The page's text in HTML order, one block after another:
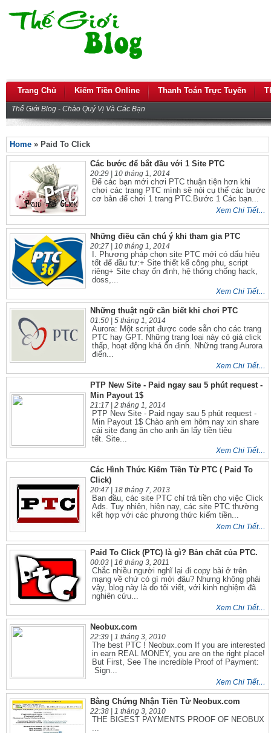
Trang Chủ Kiếm Tiền Online Thanh Toán Trực Tuyến
Thế Giới Blog - Chào Quý Vị Và Các Bạn
Home » Paid To Click
Các bước để bắt đầu với 1 Site PTC
20:29 | 10 tháng 1, 2014
Để các bạn mới chơi PTC thuận tiện hơn khi
chơi các trang PTC mình sẽ nói cụ thể các bước
cơ bản để chơi 1 trang PTC.Bước 1 Các bạn...
Xem Chi Tiết…
Những điều cần chú ý khi tham gia PTC
20:27 | 10 tháng 1, 2014
I. Phương pháp chọn site PTC mới có dấu hiệu
tốt để đầu tư:+ Site thiết kế công phu, script
riêng+ Site chạy ổn định, hệ thống chống hack,
doss,...
Xem Chi Tiết…
Những thuật ngữ cần biết khi chơi PTC
01:50 | 5 tháng 1, 2014
Aurora: Một script được code sẵn cho các trang
PTC hay GPT. Những trang loại này có giá click
thấp, hoạt động khá ổn định. Những trang Aurora
điển...
Xem Chi Tiết…
PTP New Site - Paid ngay sau 5 phút request -
Min Payout 1$
21:17 | 2 tháng 1, 2014
PTP New Site - Paid ngay sau 5 phút request -
Min Payout 1$ Chào anh em hôm nay xin share
cái site đang ăn cho anh ăn lấy tiền tiêu
tết. Site...
Xem Chi Tiết…
Các Hình Thức Kiếm Tiền Từ PTC ( Paid To
Click)
20:47 | 18 tháng 7, 2013
Ban đầu, các site PTC chỉ trả tiền cho việc Click
Ads. Tuy nhiên, hiện nay, các site PTC thường
kết hợp với các phương thức kiếm tiền...
Xem Chi Tiết…
Paid To Click (PTC) là gì? Bản chất của PTC.
00:03 | 16 tháng 3, 2011
Chắc nhiều người nghĩ lại đi copy bài ở trên
mạng về chứ có gì mới đâu? Nhưng không phải
vậy, blog này là do tôi viết, với kinh nghiệm đã
nghiên cứu...
Xem Chi Tiết…
Neobux.com
22:39 | 1 tháng 3, 2010
The best PTC ! Neobux.com If you are interested
in earn REAL MONEY, you are on the right place!
But First, See The incredible Proof of Payment:
Sign...
Xem Chi Tiết…
Bằng Chứng Nhận Tiền Từ Neobux.com
22:38 | 1 tháng 3, 2010
THE BIGEST PAYMENTS PROOF OF NEOBUX
...